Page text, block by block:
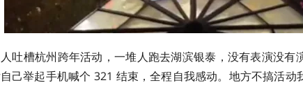
吐槽杭州跨年活动，一堆人跑去湖滨银泰，没有表演没有
己举起手机喊个 321 结束，全程自我感动。地方不搞活动